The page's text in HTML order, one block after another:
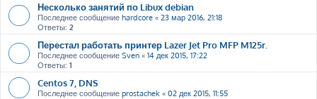
Несколько занятий по Libux debian
Последнее сообщение hardcore « 23 мар 2016, 21:18
Ответы: 2
Перестал работать принтер Lazer Jet Pro MFP M125r.
Последнее сообщение Sven « 14 дек 2015, 17:22
Ответы: 1
Centos 7, DNS
Последнее сообщение prostachek « 02 дек 2015, 11:55